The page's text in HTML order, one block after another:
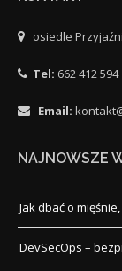
osiedle
Tel: 662 412 594
Email:
NAJNOWSZE
Jak dbać o
DevSecOps –